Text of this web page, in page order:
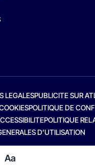
Aa
LEGALESPUBLICITE SUR
POLITIQUE DE
POLITIQUE
D’UTILISATION